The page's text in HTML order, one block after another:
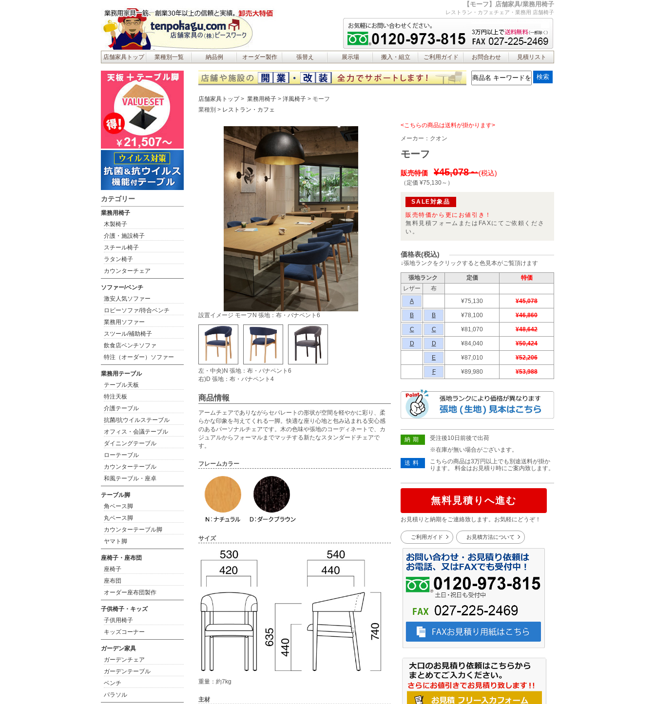
【モーフ】店舗家具/業務用椅子
レストラン・カフェチェア・業務用 店舗椅子
店舗家具トップ 業種別一覧 納品例 オーダー製作 張替え 展示場 搬入・組立 ご利用ガイド お問合わせ 見積リスト
店舗家具トップ 業務用椅子 洋風椅子
モーフ
業種別
レストラン・カフェ
設置イメージ モーフN 張地：布・バナペント6
左・中央)N 張地：布・バナペント6
右)D 張地：布・バナペント4
商品情報
アームチェアでありながらセパレートの形状が空間を軽やかに彩り、柔
らかな印象を与えてくれる一脚。快適な座り心地と包み込まれる安心感
のあるパーソナルチェアです。木の色味や張地のコーディネートで、カ
ジュアルからフォーマルまでマッチする新たなスタンダードチェアで
す。
フレームカラー
サイズ
重量：約7kg
主材
<こちらの商品は送料が掛かります>
メーカー： クオン
モーフ
販売特価 ¥45,078～(税込)
（定価 ¥75,130～ ）
SALE対象品
販売特価から更にお値引き！
無料見積フォームまたはFAXにてご依頼くださ
い。
価格表(税込)
↓張地ランクをクリックすると色見本がご覧頂けます
張地ランク 定価
特価
レザー
布
A
¥75,130 ¥45,078
B B ¥78,100 ¥46,860
C C ¥81,070 ¥48,642
D D ¥84,040 ¥50,424
E ¥87,010 ¥52,206
F ¥89,980 ¥53,988
納期
受注後10日前後で出荷
※在庫が無い場合がございます。
送料
こちらの商品は3万円以上でも別途送料が掛か
ります。 料金はお見積り時にご案内致します。
無料見積りへ進む
お見積りと納期をご連絡致します。お気軽にどうぞ！
ご利用ガイド お見積方法について
カテゴリー
業務用椅子
木製椅子
介護・施設椅子
スチール椅子
ラタン椅子
カウンターチェア
ソファー/ベンチ
激安人気ソファー
ロビーソファ/待合ベンチ
業務用ソファー
スツール/補助椅子
飲食店ベンチソファ
特注（オーダー）ソファー
業務用テーブル
テーブル天板
特注天板
介護テーブル
抗菌/抗ウイルステーブル
オフィス・会議テーブル
ダイニングテーブル
ローテーブル
カウンターテーブル
和風テーブル・座卓
テーブル脚
角ベース脚
丸ベース脚
カウンターテーブル脚
ヤマト脚
座椅子・座布団
座椅子
座布団
オーダー座布団製作
子供椅子・キッズ
子供用椅子
キッズコーナー
ガーデン家具
ガーデンチェア
ガーデンテーブル
ベンチ
パラソル